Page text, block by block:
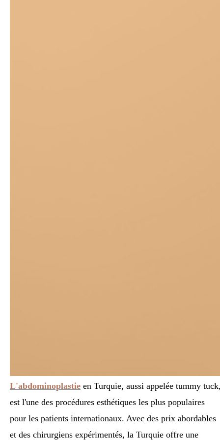
L'abdominoplastie en Turquie, aussi appelée tummy
est l'une des procédures esthétiques les plus populaires
pour les patients internationaux. Avec des prix abordables
et des chirurgiens expérimentés, la Turquie offre une